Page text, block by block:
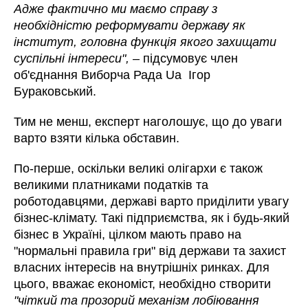
Адже фактично ми маємо справу з
необхідністю реформувати державу як
інститут, головна функція якого захищати
суспільні інтереси", – підсумовує член
об'єднання Виборча Рада Ua Ігор
Бураковський.
Тим не менш, експерт наголошує, що до уваги
варто взяти кілька обставин.
По-перше, оскільки великі олігархи є також
великими платниками податків та
роботодавцями, державі варто приділити увагу
бізнес-клімату. Такі підприємства, як і будь-який
бізнес в Україні, цілком мають право на
"нормальні правила гри" від держави та захист
власних інтересів на внутрішніх ринках. Для
цього, вважає економіст, необхідно створити
"чіткий та прозорий механізм лобіювання